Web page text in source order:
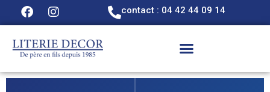
contact : 04 42 44 09 14